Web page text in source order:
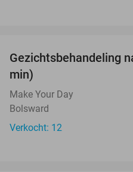
Gezichtsbehandeling
min)
Make Your Day
Bolsward
Verkocht: 12